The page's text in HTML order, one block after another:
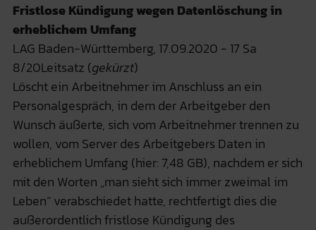
Fristlose Kündigung wegen Datenlöschung in
erheblichem Umfang
LAG Baden-Württemberg, 17.09.2020 - 17 Sa
8/20Leitsatz (gekürzt)
Löscht ein Arbeitnehmer im Anschluss an ein
Personalgespräch, in dem der Arbeitgeber den
Wunsch äußerte, sich vom Arbeitnehmer trennen zu
wollen, vom Server des Arbeitgebers Daten in
erheblichem Umfang (hier: 7,48 GB), nachdem er sich
mit den Worten „man sieht sich immer zweimal im
Leben“ verabschiedet hatte, rechtfertigt dies die
außerordentlich fristlose Kündigung des